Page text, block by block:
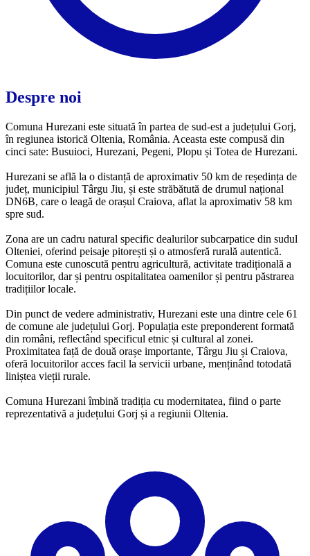
Despre noi
Comuna Hurezani este situată în partea de sud-est a județului Gorj,
în regiunea istorică Oltenia, România. Aceasta este compusă din
cinci sate: Busuioci, Hurezani, Pegeni, Plopu și Totea de Hurezani.
Hurezani se află la o distanță de aproximativ 50 km de reședința de
județ, municipiul Târgu Jiu, și este străbătută de drumul național
DN6B, care o leagă de orașul Craiova, aflat la aproximativ 58 km
spre sud.
Zona are un cadru natural specific dealurilor subcarpatice din sudul
Olteniei, oferind peisaje pitorești și o atmosferă rurală autentică.
Comuna este cunoscută pentru agricultură, activitate tradițională a
locuitorilor, dar și pentru ospitalitatea oamenilor și pentru păstrarea
tradițiilor locale.
Din punct de vedere administrativ, Hurezani este una dintre cele 61
de comune ale județului Gorj. Populația este preponderent formată
din români, reflectând specificul etnic și cultural al zonei.
Proximitatea față de două orașe importante, Târgu Jiu și Craiova,
oferă locuitorilor acces facil la servicii urbane, menținând totodată
liniștea vieții rurale.
Comuna Hurezani îmbină tradiția cu modernitatea, fiind o parte
reprezentativă a județului Gorj și a regiunii Oltenia.